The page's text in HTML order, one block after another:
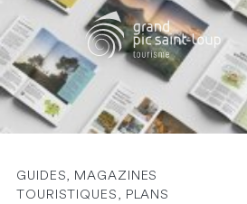
GUIDES, MAGAZINES
TOURISTIQUES, PLANS